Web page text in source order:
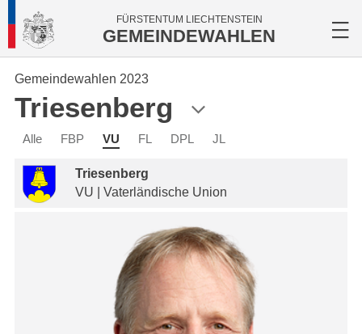
FÜRSTENTUM LIECHTENSTEIN
GEMEINDEWAHLEN
Gemeindewahlen 2023
Triesenberg
Alle FBP VU FL DPL JL
Triesenberg
VU | Vaterländische Union